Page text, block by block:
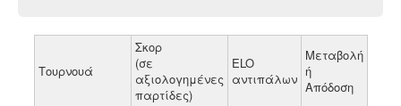
Τουρνουά
Σκορ
(σε
αξιολογημένες
παρτίδες)
ELO
αντιπάλων
Μεταβολή
ή
Απόδοση